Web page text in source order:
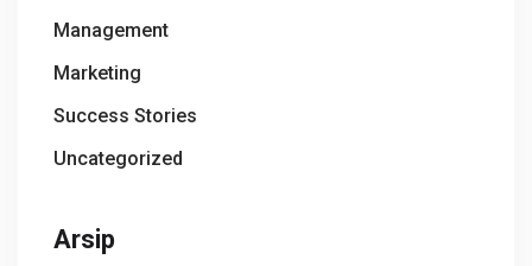
Management
Marketing
Success Stories
Uncategorized
Arsip